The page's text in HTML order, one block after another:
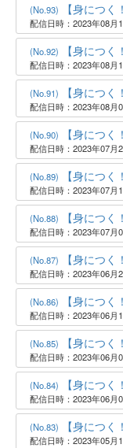
(No.93) 【身につく
配信日時：2023年08月
(No.92) 【身につく
配信日時：2023年08月
(No.91) 【身につく
配信日時：2023年08月
(No.90) 【身につく
配信日時：2023年07月
(No.89) 【身につく
配信日時：2023年07月
(No.88) 【身につく
配信日時：2023年07月
(No.87) 【身につく
配信日時：2023年06月
(No.86) 【身につく
配信日時：2023年06月
(No.85) 【身につく
配信日時：2023年06月
(No.84) 【身につく
配信日時：2023年06月
(No.83) 【身につく
配信日時：2023年05月